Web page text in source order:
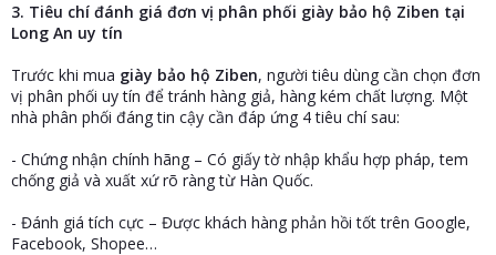
3. Tiêu chí đánh giá đơn vị phân phối giày bảo hộ Ziben tại
Long An uy tín
Trước khi mua giày bảo hộ Ziben, người tiêu dùng cần chọn đơn
vị phân phối uy tín để tránh hàng giả, hàng kém chất lượng. Một
nhà phân phối đáng tin cậy cần đáp ứng 4 tiêu chí sau:
- Chứng nhận chính hãng – Có giấy tờ nhập khẩu hợp pháp, tem
chống giả và xuất xứ rõ ràng từ Hàn Quốc.
- Đánh giá tích cực – Được khách hàng phản hồi tốt trên Google,
Facebook, Shopee…